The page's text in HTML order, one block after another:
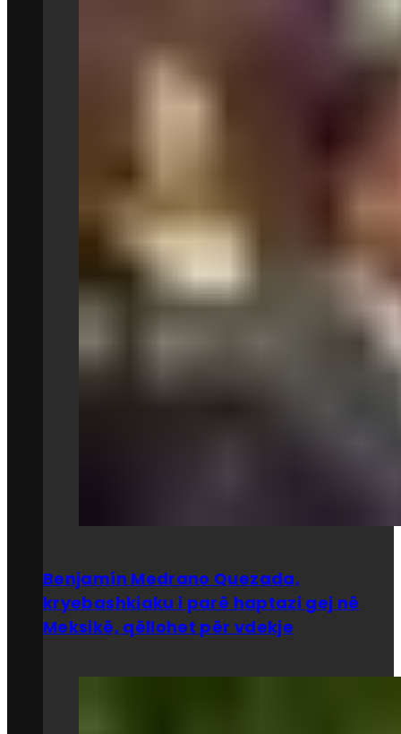
Benjamín Medrano Quezada,
kryebashkiaku i parë haptazi gej në
Meksikë, qëllohet për vdekje